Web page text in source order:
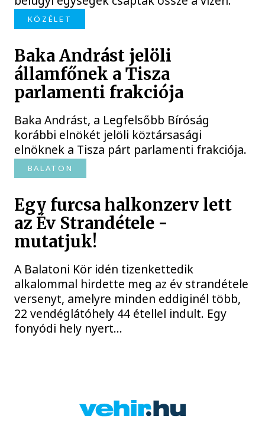
KÖZÉLET
Baka Andrást jelöli
államfőnek a Tisza
parlamenti frakciója
Baka Andrást, a Legfelsőbb Bíróság
korábbi elnökét jelöli köztársasági
elnöknek a Tisza párt parlamenti frakciója.
BALATON
Egy furcsa halkonzerv lett
az Év Strandétele -
mutatjuk!
A Balatoni Kör idén tizenkettedik
alkalommal hirdette meg az év strandétele
versenyt, amelyre minden eddiginél több,
22 vendéglátóhely 44 étellel indult. Egy
fonyódi hely nyert...